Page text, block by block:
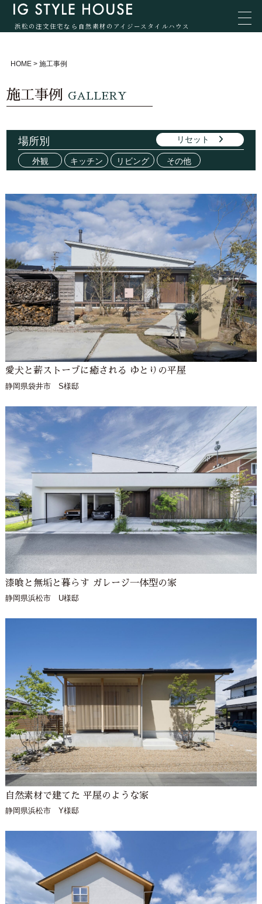
浜松の注文住宅なら自然素材のアイジースタイルハウス
HOME> 施工事例
施工事例 GALLERY
場所別 リセット
外観 キッチン リビング その他
愛犬と薪ストーブに癒される ゆとりの平屋
静岡県袋井市 S様邸
漆喰と無垢と暮らす ガレージ一体型の家
静岡県浜松市 U様邸
自然素材で建てた 平屋のような家
静岡県浜松市 Y様邸